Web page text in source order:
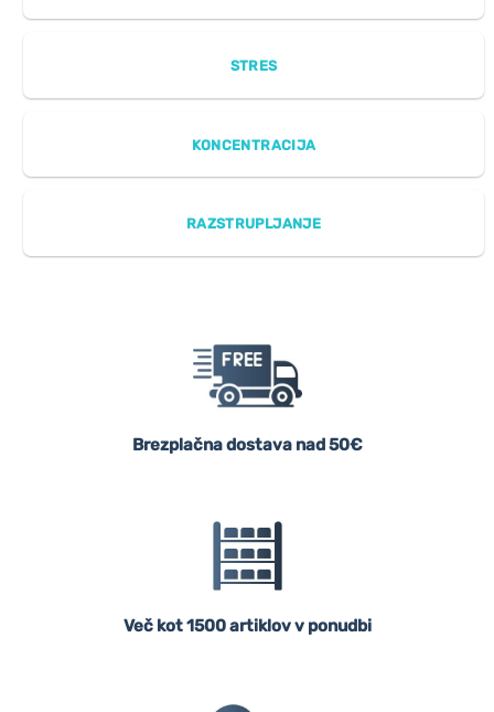
STRES
KONCENTRACIJA
RAZSTRUPLJANJE
Brezplačna dostava nad 50€
Več kot 1500 artiklov v ponudbi